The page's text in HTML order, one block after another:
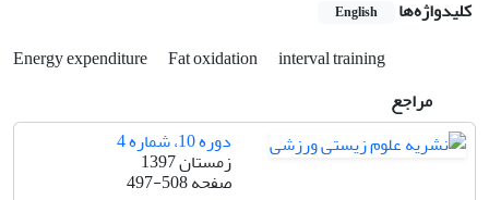
کلیدواژه‌ها English
Energy expenditure Fat oxidation
interval training
مراجع
دوره 10، شماره 4
زمستان 1397
صفحه497-508